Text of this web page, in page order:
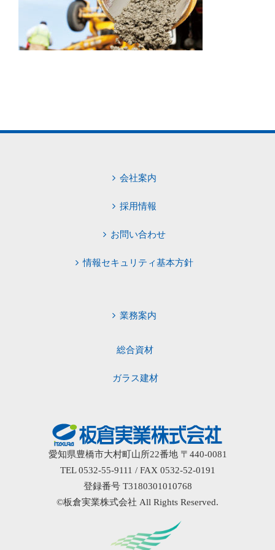
会社案内
採用情報
お問い合わせ
情報セキュリティ基本方針
業務案内
総合資材
ガラス建材
愛知県豊橋市大村町山所22番地 〒440-0081
TEL 0532-55-9111 / FAX 0532-52-0191
登録番号 T3180301010768
©板倉実業株式会社 All Rights Reserved.